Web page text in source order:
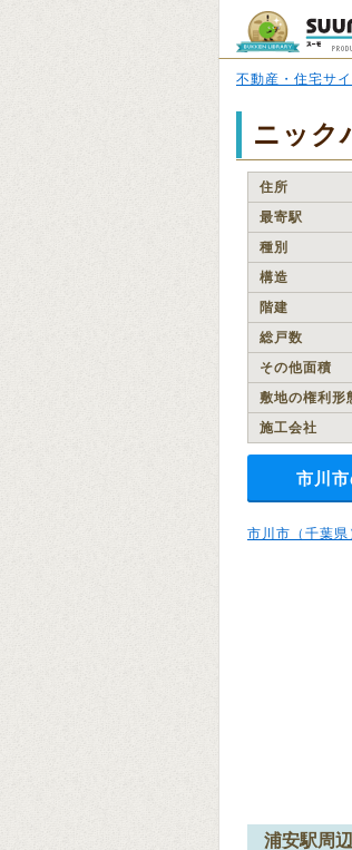
不動産・住宅サ
ニック
住所
最寄駅
種別
構造
階建
総戸数
その他面積
敷地の権利形
施工会社
市川
市川市（千葉
浦安駅周